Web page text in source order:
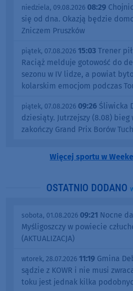
niedziela, 09.08.2026 08:29
się od dna. Okazją będzie
Zniczem Pruszków
piątek, 07.08.2026 15:03 Trener
Raciąż melduje gotowość do
sezonu w IV lidze, a powiat
kolarskim emocjom podczas
piątek, 07.08.2026 09:26 Śliwicka
dziesiąty. Jutrzejszy (8.08)
zakończy Grand Prix Borów
Więcej sportu w
OSTATNIO DODANO
sobota, 01.08.2026 09:21 Nocne
Myśligoszczy w powiecie
(AKTUALIZACJA)
wtorek, 28.07.2026 11:19 Gmina
sądzie z KOWR i nie musi
toku jest jednak kilka